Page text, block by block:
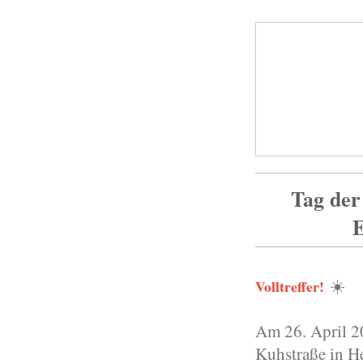
Tag
Volltreffer! ☀️
Am 26. April
Kuhstraße in